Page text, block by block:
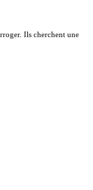
Ils cherchent une